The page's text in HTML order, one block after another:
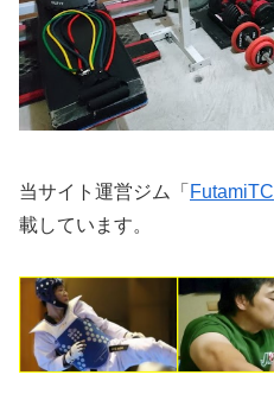
当サイト運営ジム「 FutamiTC
載しています。